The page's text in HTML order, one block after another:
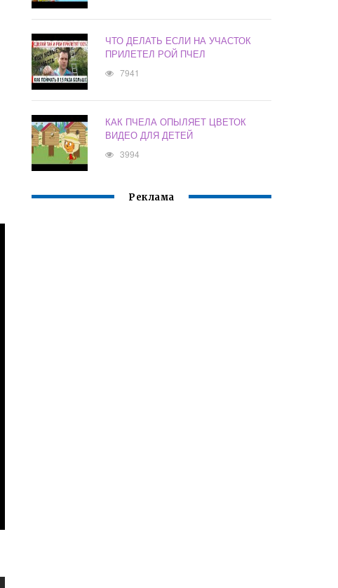
ЧТО ДЕЛАТЬ ЕСЛИ НА УЧАСТОК
ПРИЛЕТЕЛ РОЙ ПЧЕЛ
7941
КАК ПЧЕЛА ОПЫЛЯЕТ ЦВЕТОК
ВИДЕО ДЛЯ ДЕТЕЙ
3994
Реклама